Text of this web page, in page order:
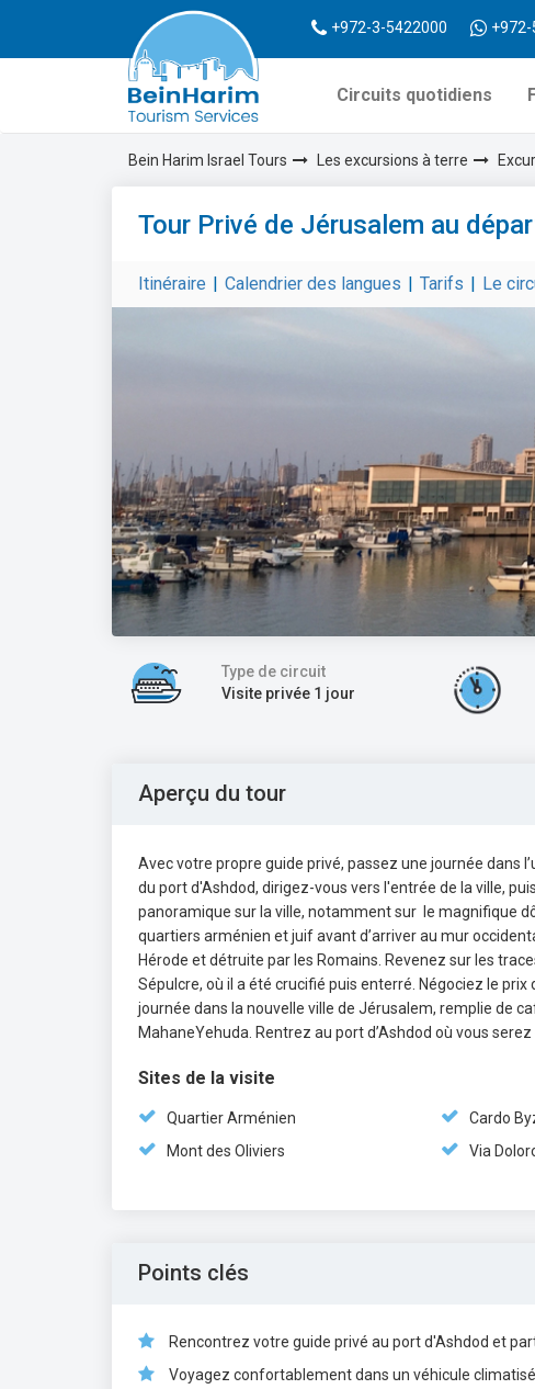
+972-3-5422000
Circuits quotidiens
Bein Harim Israel Tours Les excursions à terre
Tour Privé de Jérusalem au
Itinéraire | Calendrier des langues | Tarifs | Le
Type de circuit
Visite privée 1 jour
Aperçu du tour
Avec votre propre guide privé, passez une journée dans
du port d'Ashdod, dirigez-vous vers l'entrée de la ville,
panoramique sur la ville, notamment sur le magnifique
quartiers arménien et juif avant d’arriver au mur
Hérode et détruite par les Romains. Revenez sur les
Sépulcre, où il a été crucifié puis enterré. Négociez le
journée dans la nouvelle ville de Jérusalem, remplie de
MahaneYehuda. Rentrez au port d’Ashdod où vous serez
Sites de la visite
Quartier Arménien Cardo
Mont des Oliviers
Via
Points clés
Rencontrez votre guide privé au port d'Ashdod et
Voyagez confortablement dans un véhicule